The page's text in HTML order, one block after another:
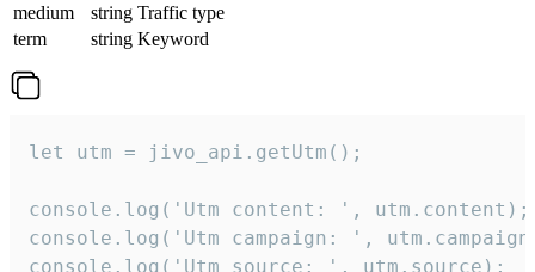
medium
string Traffic type
term
string Keyword
let utm = jivo_api.getUtm();
console.log('Utm content: ', utm.content);
console.log('Utm campaign: ',
console.log('Utm source: ', utm.source);